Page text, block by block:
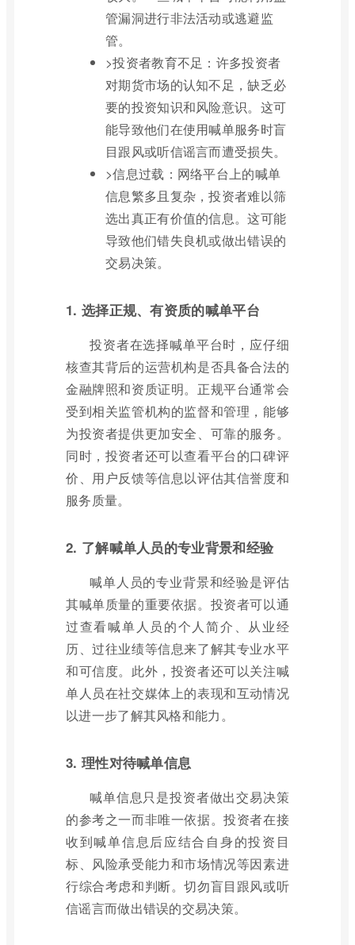
管漏洞进行非法活动或逃避监
管。
>投资者教育不足：许多投资者
对期货市场的认知不足，缺乏必
要的投资知识和风险意识。这可
能导致他们在使用喊单服务时盲
目跟风或听信谣言而遭受损失。
>信息过载：网络平台上的喊单
信息繁多且复杂，投资者难以筛
选出真正有价值的信息。这可能
导致他们错失良机或做出错误的
交易决策。
1. 选择正规、有资质的喊单平台
投资者在选择喊单平台时，应仔细
核查其背后的运营机构是否具备合法的
金融牌照和资质证明。正规平台通常会
受到相关监管机构的监督和管理，能够
为投资者提供更加安全、可靠的服务。
同时，投资者还可以查看平台的口碑评
价、用户反馈等信息以评估其信誉度和
服务质量。
2. 了解喊单人员的专业背景和经验
喊单人员的专业背景和经验是评估
其喊单质量的重要依据。投资者可以通
过查看喊单人员的个人简介、从业经
历、过往业绩等信息来了解其专业水平
和可信度。此外，投资者还可以关注喊
单人员在社交媒体上的表现和互动情况
以进一步了解其风格和能力。
3. 理性对待喊单信息
喊单信息只是投资者做出交易决策
的参考之一而非唯一依据。投资者在接
收到喊单信息后应结合自身的投资目
标、风险承受能力和市场情况等因素进
行综合考虑和判断。切勿盲目跟风或听
信谣言而做出错误的交易决策。